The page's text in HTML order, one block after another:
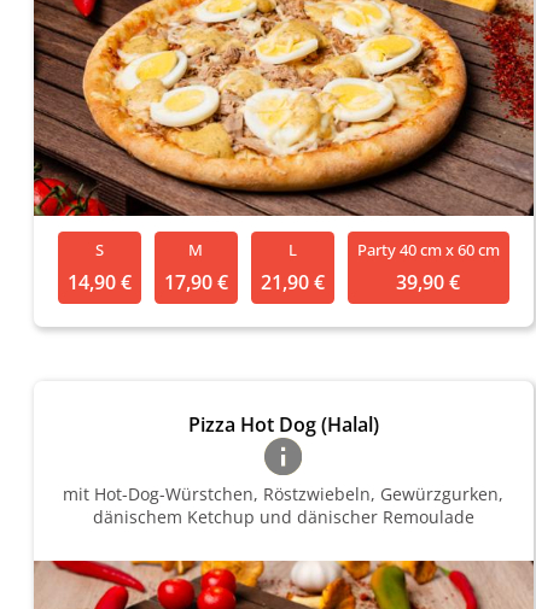
S
14,90 €
M
17,90 €
L
21,90 €
Party 40 cm x 60 cm
39,90 €
Pizza Hot Dog (Halal)
mit Hot-Dog-Würstchen, Röstzwiebeln, Gewürzgurken,
dänischem Ketchup und dänischer Remoulade